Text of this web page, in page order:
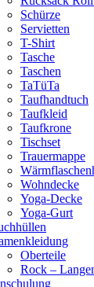
Schürze
Servietten
T-Shirt
Tasche
Taschen
TaTüTa
Taufhandtuch
Taufkleid
Taufkrone
Tischset
Trauermappe
Wohndecke
Yoga-Decke
Yoga-Gurt
Oberteile
Rock –